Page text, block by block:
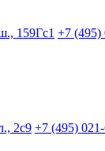
159Гс1 +7 (495)
2с9 +7 (495)